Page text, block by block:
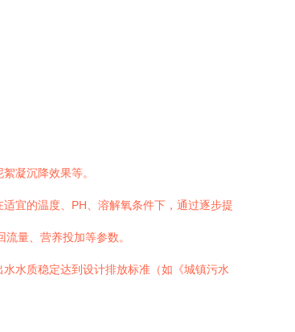
凝沉降效果等。
宜的温度、PH、溶解氧条件下，通过逐步提
量、营养投加等参数。
水质稳定达到设计排放标准（如《城镇污水